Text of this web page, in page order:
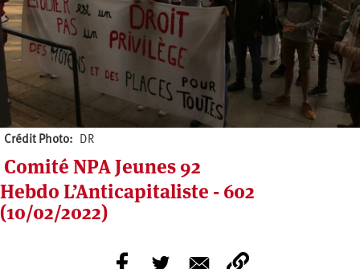
Crédit Photo DR
Comité NPA Jeunes 92
Hebdo L’Anticapitaliste - 602
(10/02/2022)